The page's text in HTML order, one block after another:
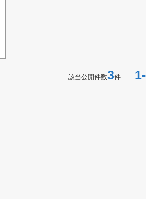
該当公開件数3件 1-